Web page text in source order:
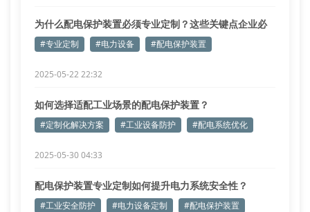
为什么配电保护装置必须专业定制？这些关键点企业必
须了解！
#专业定制 #电力设备 #配电保护装置
2025-05-22 22:32
如何选择适配工业场景的配电保护装置？
#定制化解决方案 #工业设备防护 #配电系统优化
2025-05-30 04:33
配电保护装置专业定制如何提升电力系统安全性？
#工业安全防护 #电力设备定制 #配电保护装置